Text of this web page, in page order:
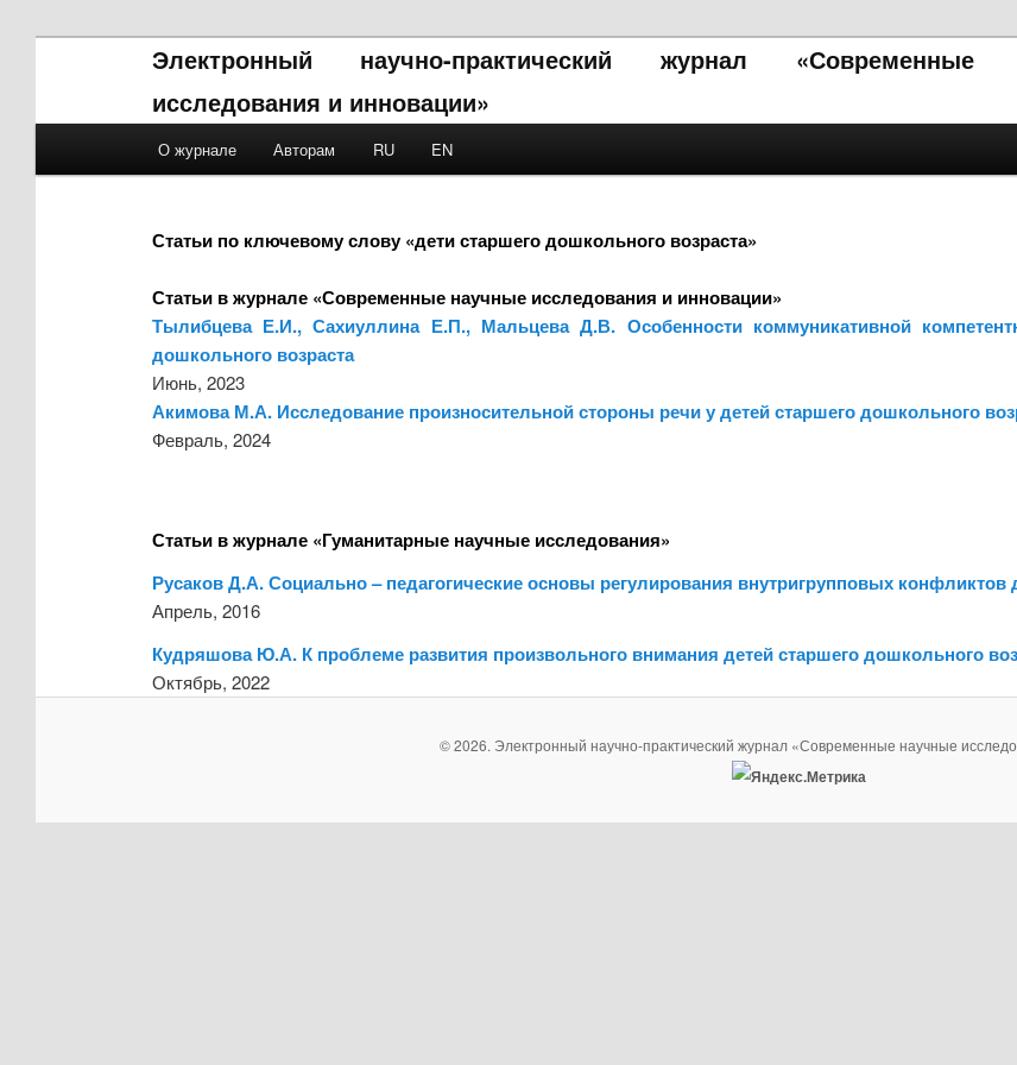
Электронный научно-практический журнал «Современные
исследования и инновации»
Skip to primary content
Skip to secondary content
О журнале Авторам RU EN
Статьи по ключевому слову «дети старшего дошкольного возраста»
Статьи в журнале «Современные научные исследования и инновации»
Тылибцева Е.И., Сахиуллина Е.П., Мальцева Д.В. Особенности коммуникативной
дошкольного возраста
Июнь, 2023
Акимова М.А. Исследование произносительной стороны речи у детей старшего дошкольного
Февраль, 2024
Статьи в журнале «Гуманитарные научные исследования»
Русаков Д.А. Социально – педагогические основы регулирования внутригрупповых конфликтов
Апрель, 2016
Кудряшова Ю.А. К проблеме развития произвольного внимания детей старшего дошкольного
Октябрь, 2022
© 2026. Электронный научно-практический журнал «Современные научные